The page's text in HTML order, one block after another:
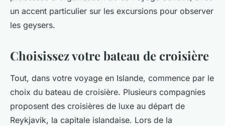
un accent particulier sur les excursions pour observer
les geysers.
Choisissez votre bateau de croisière
Tout, dans votre voyage en Islande, commence par le
choix du bateau de croisière. Plusieurs compagnies
proposent des croisières de luxe au départ de
Reykjavik, la capitale islandaise. Lors de la